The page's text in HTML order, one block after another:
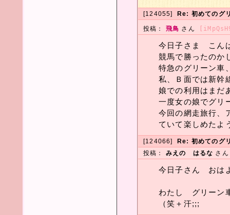
[124055] Re: 初めてのグ
投稿： 飛鳥 さん
今日子さま こん
競馬で勝ったのか
特急のグリーン車
私、Ｂ面では新幹
娘での利用はまだ
一度女の娘でグリ
今回の網走旅行、
ていて楽しめたよ
[124066]
Re: 初めてのグ
投稿： みえの はるな さ
今日子さん おは
わたし グリーン
（笑＋汗;;;